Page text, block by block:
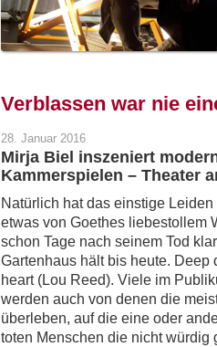
Verblassen war nie
28. Januar 2016
Mirja Biel inszeniert
Kammerspielen – Theater
Natürlich hat das einstige
etwas von Goethes liebestollem
schon Tage nach seinem Tod
Gartenhaus hält bis heute. Deep
heart (Lou Reed). Viele im
werden auch von denen die
überleben, auf die eine oder
toten Menschen die nicht